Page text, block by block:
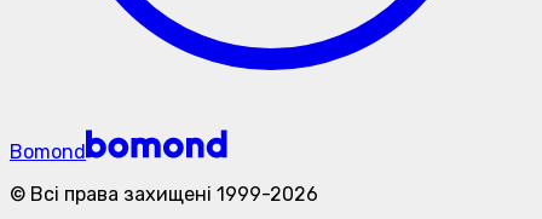
Bomond
© Всі права захищені 1999-2026